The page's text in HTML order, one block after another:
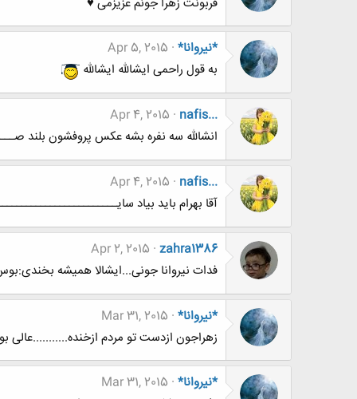
*نيروانا* Apr 5, 2015
به قول راحمی ایشالله ایشالله
nafis...
Apr 4, 2015
انشالله سه نفره بشه عکس پروفشون بلند
nafis...
Apr 4, 2015
آقا بهرام باید بیاد
zahra1386
Apr 2, 2015
فدات نیروانا جونی...ایشالا همیشه
*نيروانا* Mar 31, 2015
زهراجون ازدست تو مردم ازخنده...........عالی
*نيروانا* Mar 31, 2015